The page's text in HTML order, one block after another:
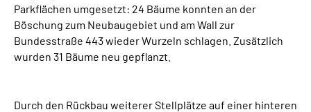
Parkflächen umgesetzt: 24 Bäume konnten an der
Böschung zum Neubaugebiet und am Wall zur
Bundesstraße 443 wieder Wurzeln schlagen. Zusätzlich
wurden 31 Bäume neu gepflanzt.
Durch den Rückbau weiterer Stellplätze auf einer hinteren